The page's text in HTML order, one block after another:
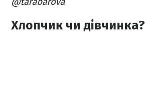
Хлопчик чи дівчинка?